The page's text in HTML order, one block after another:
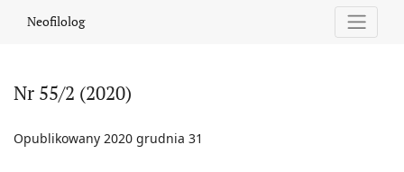
Nr 55/2 (2020): Przygotowanie do komunikacji w języku
Neofilolog
Nr 55/2 (2020)
Opublikowany 2020 grudnia 31